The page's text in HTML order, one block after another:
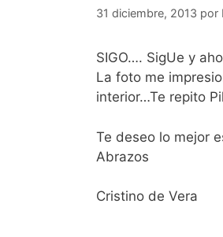
31 diciembre, 2013 por
SIGO…. SigUe y
La foto me
interior…Te repito
Te deseo lo mejor
Abrazos
Cristino de Vera